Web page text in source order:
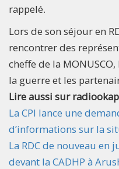
rappelé.
Lors de son séjour en
rencontrer des
cheffe de la
la guerre et les
Lire aussi sur
La CPI lance une
d’informations sur la
La RDC de nouveau en
devant la CADHP à